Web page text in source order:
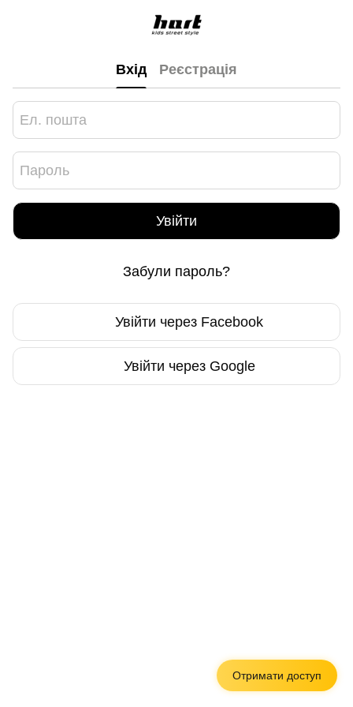
Вхід Реєстрація
Увійти
Забули пароль?
Увійти через Facebook
Увійти через Google
Отримати доступ